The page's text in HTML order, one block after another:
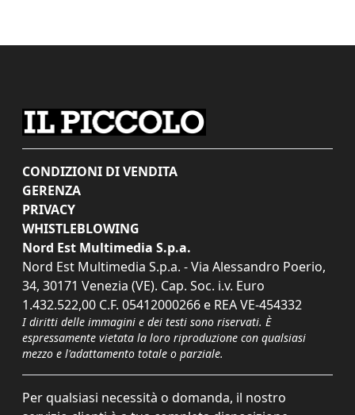
CONDIZIONI DI VENDITA
GERENZA
PRIVACY
WHISTLEBLOWING
Nord Est Multimedia S.p.a.
Nord Est Multimedia S.p.a. - Via Alessandro Poerio,
34, 30171 Venezia (VE). Cap. Soc. i.v. Euro
1.432.522,00 C.F. 05412000266 e REA VE-454332
I diritti delle immagini e dei testi sono riservati. È
espressamente vietata la loro riproduzione con qualsiasi
mezzo e l'adattamento totale o parziale.
Per qualsiasi necessità o domanda, il nostro